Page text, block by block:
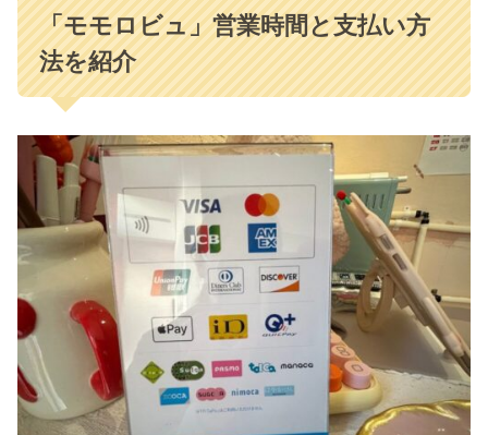
「モモロビュ」営業時間と支払い方
法を紹介